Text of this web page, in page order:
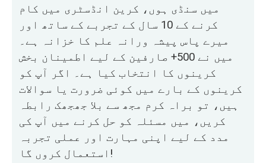
میں سنڈی ہوں، کرین انڈسٹری میں کام
کرنے کے 10 سال کے تجربے کے ساتھ اور
میرے پاس پیشہ ورانہ علم کا خزانہ ہے۔
میں نے 500+ صارفین کے لیے اطمینان بخش
کرینوں کا انتخاب کیا ہے۔ اگر آپ کو
کرینوں کے بارے میں کوئی ضرورت یا سوالات
ہیں، تو براہ کرم مجھ سے بلا جھجھک رابطہ
کریں، میں مسئلہ کو حل کرنے میں آپ کی
مدد کے لیے اپنی مہارت اور عملی تجربہ
استعمال کروں گا!